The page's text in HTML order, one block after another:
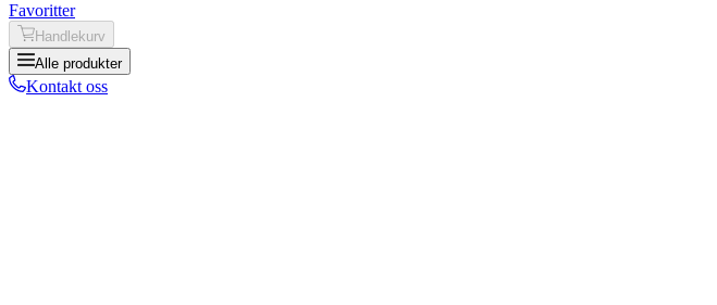
Favoritter
Handlekurv
Alle produkter
Kontakt oss